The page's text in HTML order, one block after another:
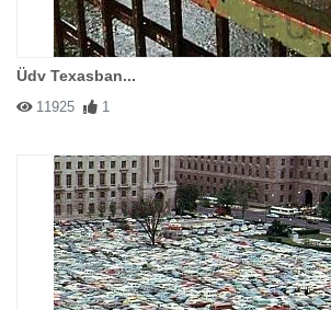
Üdv Texasban...
11925 1